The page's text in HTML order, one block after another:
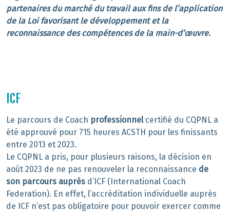
partenaires du marché du travail aux fins de l’application
de la Loi favorisant le développement et la
reconnaissance des compétences de la main-d’œuvre.
ICF
Le parcours de Coach professionnelcertifié du CQPNL a
été approuvé pour 715 heures ACSTH pour les finissants
entre 2013 et 2023.
Le CQPNL a pris, pour plusieurs raisons, la décision en
août 2023 de ne pas renouveler la reconnaissance de
son parcours auprès d’ICF (International Coach
Federation). En effet, l’accréditation individuelle auprès
de ICF n’est pas obligatoire pour pouvoir exercer comme